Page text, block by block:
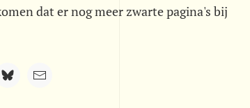
dat er nog meer zwarte pagina's bij